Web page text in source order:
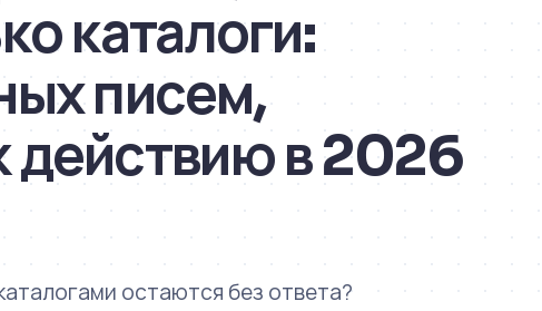
каталоги:
писем,
в 2026
остаются без ответа?